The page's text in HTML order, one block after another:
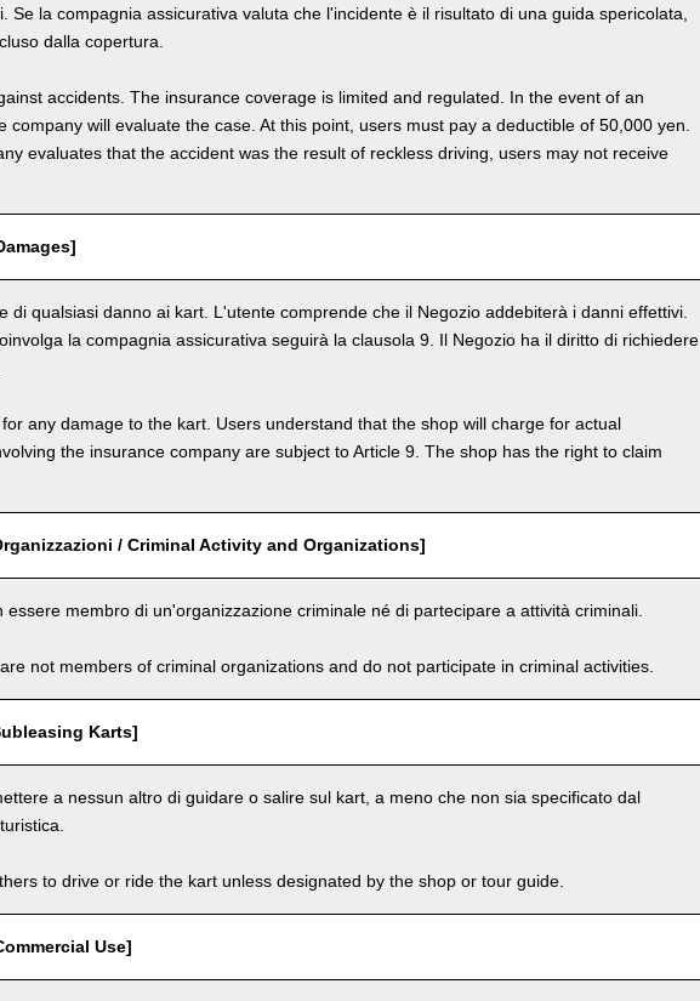
Se la compagnia assicurativa valuta che l'incidente è il risultato di una guida spericolata,
dalla copertura.
accidents. The insurance coverage is limited and regulated. In the event of an
company will evaluate the case. At this point, users must pay a deductible of 50,000 yen.
evaluates that the accident was the result of reckless driving, users may not receive
di qualsiasi danno ai kart. L'utente comprende che il Negozio addebiterà i danni effettivi.
la compagnia assicurativa seguirà la clausola 9. Il Negozio ha il diritto di richiedere
any damage to the kart. Users understand that the shop will charge for actual
the insurance company are subject to Article 9. The shop has the right to claim
/ Criminal Activity and Organizations]
essere membro di un'organizzazione criminale né di partecipare a attività criminali.
not members of criminal organizations and do not participate in criminal activities.
Karts]
a nessun altro di guidare o salire sul kart, a meno che non sia specificato dal
to drive or ride the kart unless designated by the shop or tour guide.
Use]